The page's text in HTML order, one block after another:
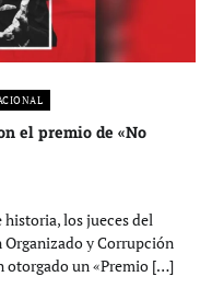
el premio de «No
historia, los jueces del
Organizado y Corrupción
otorgado un «Premio […]